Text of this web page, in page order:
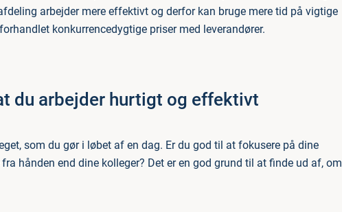
arbejder mere effektivt og derfor kan bruge mere tid på vigtige
konkurrencedygtige priser med leverandører.
du arbejder hurtigt og effektivt
som du gør i løbet af en dag. Er du god til at fokusere på dine
hånden end dine kolleger? Det er en god grund til at finde ud af, om